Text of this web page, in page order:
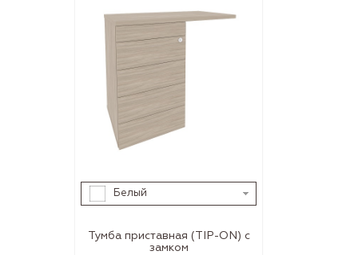
Белый
Тумба приставная (TIP-ON) с
замком